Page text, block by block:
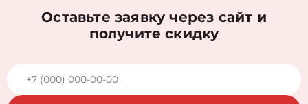
Оставьте заявку через сайт и
получите скидку